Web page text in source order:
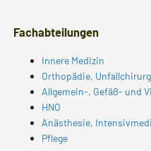
Fachabteilungen
Innere Medizin
Orthopädie,
Allgemein-, Gefäß- und
HNO
Anästhesie,
Pflege